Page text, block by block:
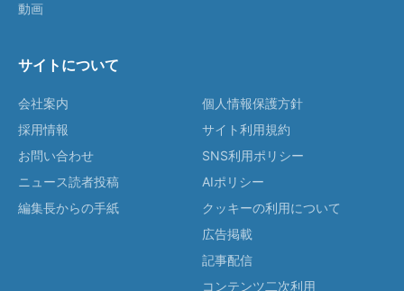
動画
サイトについて
会社案内
採用情報
お問い合わせ
ニュース読者投稿
編集長からの手紙
個人情報保護方針
サイト利用規約
SNS利用ポリシー
AIポリシー
クッキーの利用について
広告掲載
記事配信
コンテンツ二次利用